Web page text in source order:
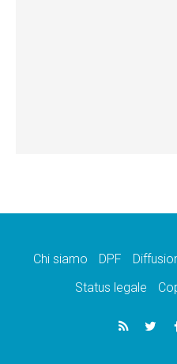
Chi siamo DPF
Status legale